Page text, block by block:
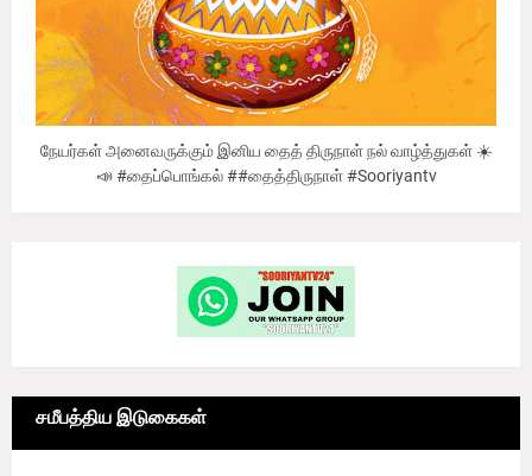
நேயர்கள் அனைவருக்கும் இனிய தைத் திருநாள் நல் வாழ்த்துகள் ☀️
📣 #தைப்பொங்கல் ##தைத்திருநாள் #Sooriyantv
சமீபத்திய இடுகைகள்